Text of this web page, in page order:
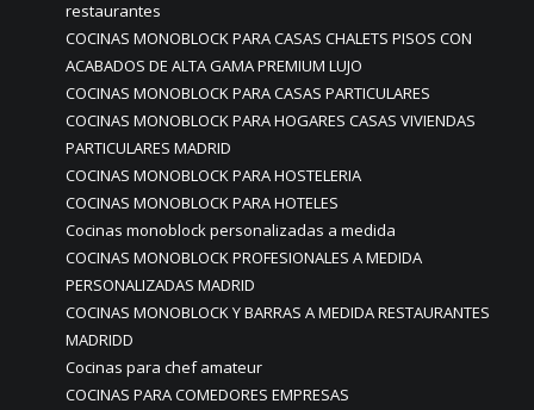
restaurantes
COCINAS MONOBLOCK PARA CASAS CHALETS PISOS CON
ACABADOS DE ALTA GAMA PREMIUM LUJO
COCINAS MONOBLOCK PARA CASAS PARTICULARES
COCINAS MONOBLOCK PARA HOGARES CASAS VIVIENDAS
PARTICULARES MADRID
COCINAS MONOBLOCK PARA HOSTELERIA
COCINAS MONOBLOCK PARA HOTELES
Cocinas monoblock personalizadas a medida
COCINAS MONOBLOCK PROFESIONALES A MEDIDA
PERSONALIZADAS MADRID
COCINAS MONOBLOCK Y BARRAS A MEDIDA RESTAURANTES
MADRIDD
Cocinas para chef amateur
COCINAS PARA COMEDORES EMPRESAS